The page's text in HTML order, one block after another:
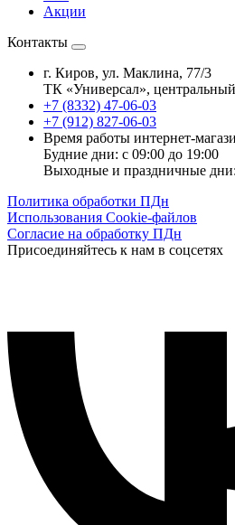
Акции
Контакты
г. Киров, ул. Маклина, 77/3
ТК «Универсал»,
+7 (8332) 47-06-03
+7 (912) 827-06-03
Время работы интернет-
Будние дни: с 09:00 до 19:00
Выходные и праздничные
Политика обработки ПДн
Использования Cookie-файлов
Согласие на обработку ПДн
Присоединяйтесь к нам в соцсетях